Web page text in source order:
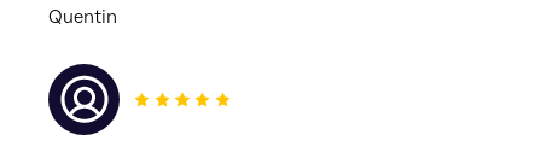
Quentin